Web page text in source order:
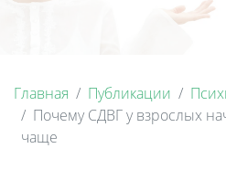
Главная Публикации
Почему СДВГ у взрослых
чаще